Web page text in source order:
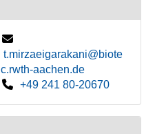
t.mirzaeigarakani@biote
c.rwth-aachen.de
+49 241 80-20670